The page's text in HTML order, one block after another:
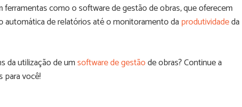
ferramentas como o software de gestão de obras, que oferecem
automática de relatórios até o monitoramento daprodutividadeda
da utilização de umsoftware de gestãode obras? Continue a
para você!